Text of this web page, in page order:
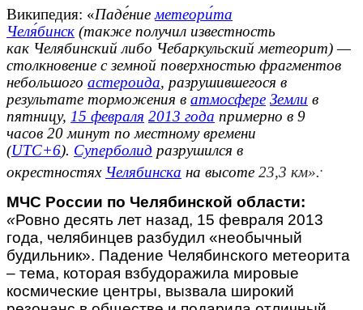
Википедия: «Паде́ниеметеори́та
Челя́бинск (также получил известность
как Челябинскийлибо Чебаркульский метеорит) —
столкновение с земной поверхностью фрагментов
небольшого астероида, разрушившегося в
результате торможения в атмосфере Земли в
пятницу, 15 февраля 2013 года примерно в 9
часов 20 минут по местному времени
(UTC+6). Суперболид разрушился в
окрестностях Челябинска на высоте 23,3 км»..
МЧС России по Челябинской области:
«Ровно десять лет назад, 15 февраля 2013
года, челябинцев разбудил «необычный
будильник». Падение Челябинского метеорита
– тема, которая взбудоражила мировые
космические центры, вызвала широкий